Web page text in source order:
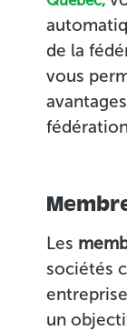
de la
vous
Les
sociétés
un